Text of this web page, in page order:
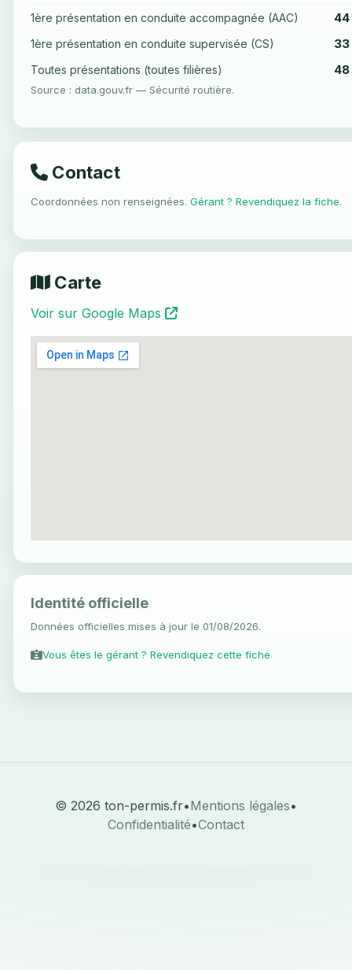
1ère présentation en conduite accompagnée (AAC) 44
1ère présentation en conduite supervisée (CS) 33
Toutes présentations (toutes filières) 48
Source : data.gouv.fr — Sécurité routière.
Contact
Coordonnées non renseignées. Gérant ? Revendiquez la fiche.
Carte
Voir sur Google Maps
Identité officielle
Données officielles mises à jour le 01/08/2026.
Vous êtes le gérant ? Revendiquez cette fiche
© 2026 ton-permis.fr•Mentions légales•
Confidentialité•Contact